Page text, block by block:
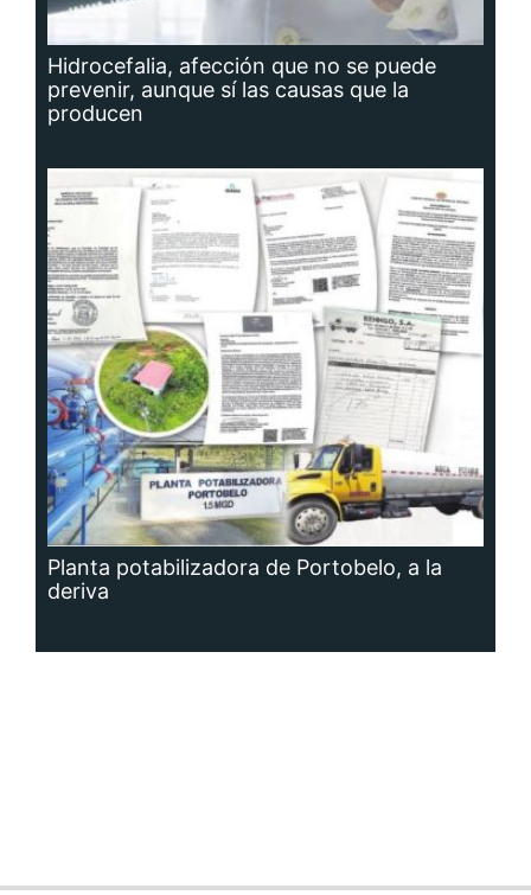
Hidrocefalia, afección que no se puede
prevenir, aunque sí las causas que la
producen
Planta potabilizadora de Portobelo, a la
deriva